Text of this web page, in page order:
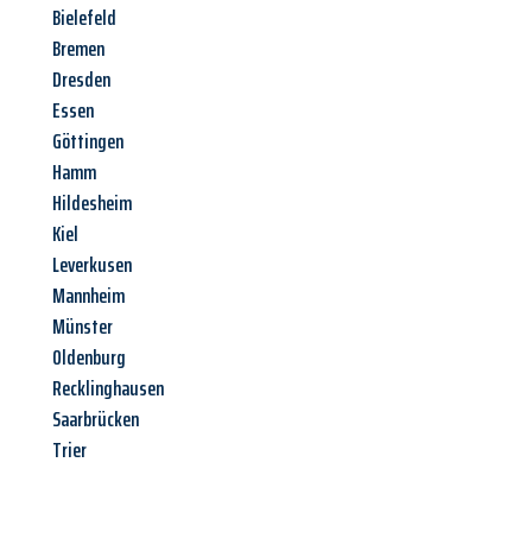
Bielefeld
Bremen
Dresden
Essen
Göttingen
Hamm
Hildesheim
Kiel
Leverkusen
Mannheim
Münster
Oldenburg
Recklinghausen
Saarbrücken
Trier